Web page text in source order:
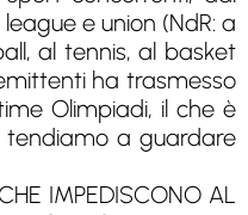
e union (NdR: a
al tennis, al basket
ha trasmesso
Olimpiadi, il che è
a guardare
IMPEDISCONO AL